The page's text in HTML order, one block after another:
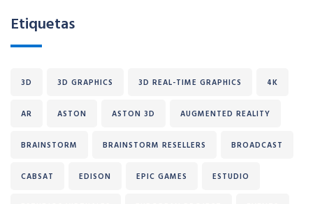
Etiquetas
3D 3D GRAPHICS 3D REAL-TIME GRAPHICS 4K
AR ASTON ASTON 3D AUGMENTED REALITY
BRAINSTORM BRAINSTORM RESELLERS BROADCAST
CABSAT EDISON EPIC GAMES ESTUDIO